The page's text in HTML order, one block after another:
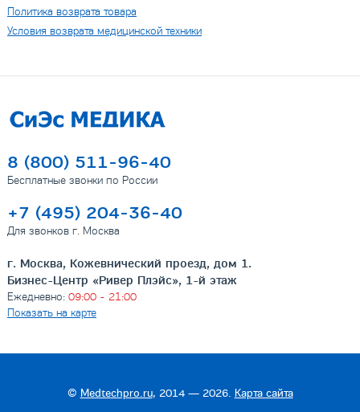
Политика возврата товара
Условия возврата медицинской техники
8 (800) 511-96-40
Бесплатные звонки по России
+7 (495) 204-36-40
Для звонков г. Москва
г. Москва, Кожевнический проезд, дом 1.
Бизнес-Центр «Ривер Плэйс», 1-й этаж
Ежедневно: 09:00 - 21:00
Показать на карте
© Medtechpro.ru, 2014 — 2026. Карта сайта